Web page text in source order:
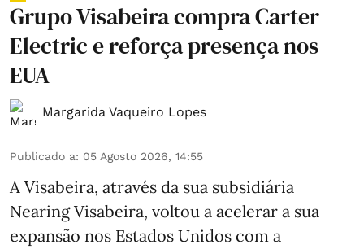
Grupo Visabeira compra Carter
Electric e reforça presença nos
EUA
Margarida Vaqueiro Lopes
Publicado a: 05 Agosto 2026, 14:55
A Visabeira, através da sua subsidiária
Nearing Visabeira, voltou a acelerar a sua
expansão nos Estados Unidos com a